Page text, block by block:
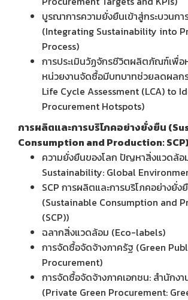
บูรณาการความยั่งยืนเข้าสู่กระบวนก
(Integrating Sustainability into
Process)
การประเมินวัฏจักรชีวิตผลิตภัณฑ์เพื่อ
หน่วยงานจัดซื้อมีบทบาทช่วยลดผลก
Life Cycle Assessment (LCA) to
Procurement Hotspots)
การผลิตและการบริโภคอย่างยั่งยืน
Consumption and Production: SCP)
ความยั่งยืนของโลก ปัญหาสิ่งแวดล้อ
Sustainability: Global
SCP การผลิตและการบริโภคอย่างยั่ง
(Sustainable Consumption and
(SCP))
ฉลากสิ่งแวดล้อม (Eco-labels)
การจัดซื้อจัดจ้างภาครัฐ (Green
Procurement)
การจัดซื้อจัดจ้างภาคเอกชน: สำนักงา
(Private Green Procurement: